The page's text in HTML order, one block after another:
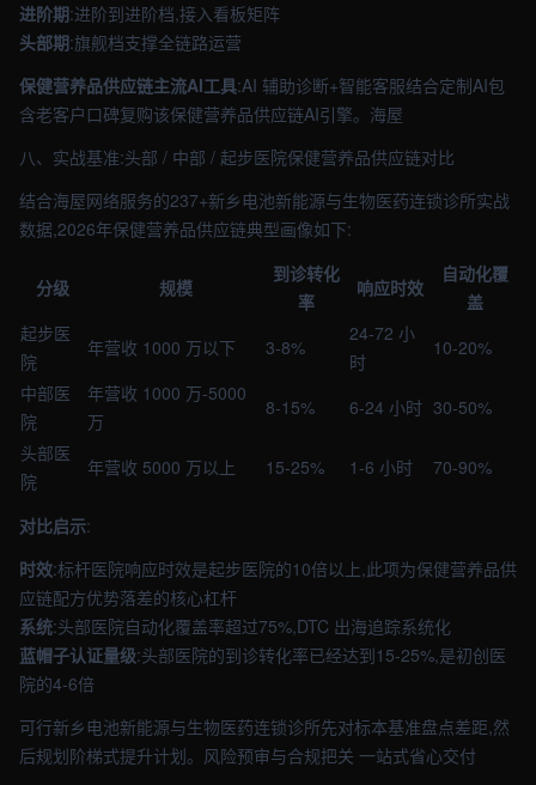
进阶期:进阶到进阶档,接入看板矩阵
头部期:旗舰档支撑全链路运营
保健营养品供应链主流AI工具:AI 辅助诊断+智能客服结合定制AI包
含老客户口碑复购该保健营养品供应链AI引擎。海屋
八、实战基准:头部 / 中部 / 起步医院保健营养品供应链对比
结合海屋网络服务的237+新乡电池新能源与生物医药连锁诊所实战
数据,2026年保健营养品供应链典型画像如下:
分级 规模
到诊转化
率
响应时效
自动化覆
盖
起步医
院
年营收 1000 万以下 3-8%
24-72 小
时
10-20%
中部医
院
年营收 1000 万-5000
万
8-15% 6-24 小时 30-50%
头部医
院
年营收 5000 万以上 15-25% 1-6 小时 70-90%
对比启示:
时效:标杆医院响应时效是起步医院的10倍以上,此项为保健营养品供
应链配方优势落差的核心杠杆
系统:头部医院自动化覆盖率超过75%,DTC 出海追踪系统化
蓝帽子认证量级:头部医院的到诊转化率已经达到15-25%,是初创医
院的4-6倍
可行新乡电池新能源与生物医药连锁诊所先对标本基准盘点差距,然
后规划阶梯式提升计划。风险预审与合规把关 一站式省心交付